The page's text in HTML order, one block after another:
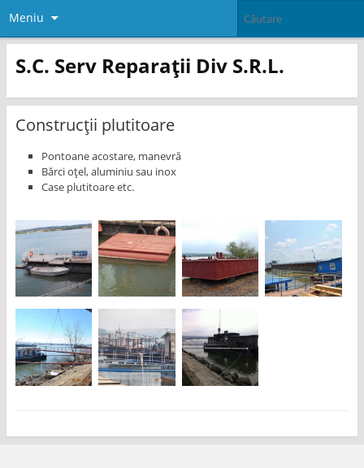
Meniu
S.C. Serv Reparații Div S.R.L.
Construcții plutitoare
Pontoane acostare, manevră
Bărci oţel, aluminiu sau inox
Case plutitoare etc.